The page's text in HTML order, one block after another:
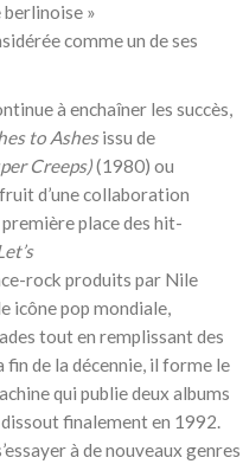
»
comme un de ses
à enchaîner les succès,
to Ashesissu de
Creeps)(1980) ou
d’une collaboration
place des hit-
rock produits par Nile
icône pop mondiale,
tout en remplissant des
fin de la décennie, il forme le
qui publie deux albums
finalement en 1992.
à de nouveaux genres